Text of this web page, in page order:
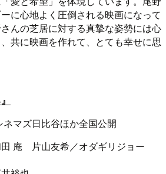
に心地よく圧倒される映画になって
んの芝居に対する真摯な姿勢には心
共に映画を作れて、とても幸せに思
マズ日比谷ほか全国公開
庵 片山友希／オダギリジョー